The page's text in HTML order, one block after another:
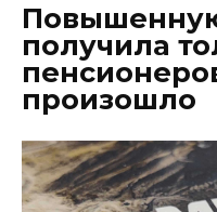
получила
произошло